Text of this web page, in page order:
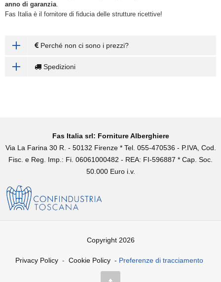
anno di garanzia.
Fas Italia è il fornitore di fiducia delle strutture ricettive!
Perché non ci sono i prezzi?
Spedizioni
Fas Italia srl: Forniture Alberghiere
Via La Farina 30 R. - 50132 Firenze * Tel. 055-470536 - P.IVA, Cod.
Fisc. e Reg. Imp.: Fi. 06061000482 - REA: FI-596887 * Cap. Soc.
50.000 Euro i.v.
Copyright 2026
Privacy Policy - Cookie Policy - Preferenze di tracciamento